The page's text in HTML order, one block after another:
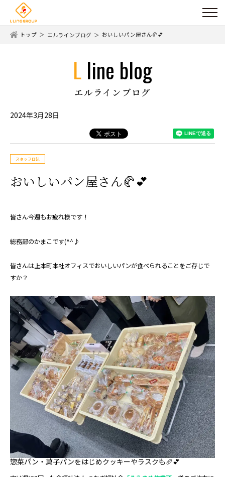
トップ エルラインブログ おいしいパン屋さん🥐💕
l line blog
エルラインブログ
2024年3月28日
スタッフ日記
おいしいパン屋さん🥐💕
皆さん今週もお疲れ様です！
総務部のかまこです(^^♪
皆さんは上本町本社オフィスでおいしいパンが食べられることをご存じで
すか？
惣菜パン・菓子パンをはじめクッキーやラスクも🥖💕